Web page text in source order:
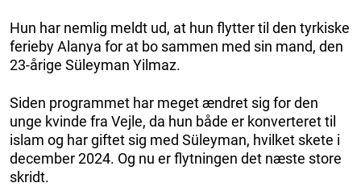
Hun har nemlig meldt ud, at hun flytter til den tyrkiske
ferieby Alanya for at bo sammen med sin mand, den
23-årige Süleyman Yilmaz.
Siden programmet har meget ændret sig for den
unge kvinde fra Vejle, da hun både er konverteret til
islam og har giftet sig med Süleyman, hvilket skete i
december 2024. Og nu er flytningen det næste store
skridt.